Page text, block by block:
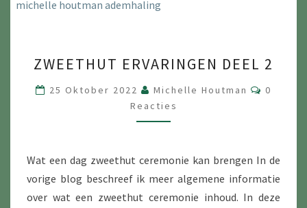
ERVARINGEN
DEEL
2
ZWEETHUT ERVARINGEN DEEL 2
25 Oktober 2022 Michelle Houtman
0
Reacties
Wat een dag zweethut ceremonie kan brengen In de
vorige blog beschreef ik meer algemene informatie
over wat een zweethut ceremonie inhoud. In deze